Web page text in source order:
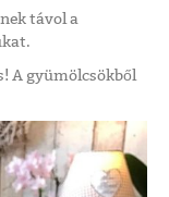
távol a
A gyümölcsökből